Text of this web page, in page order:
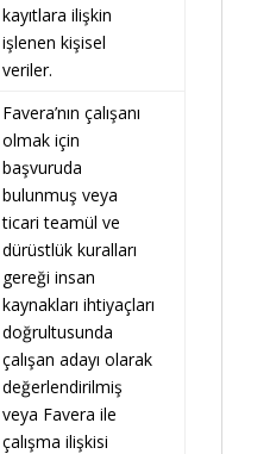
kayıtlara ilişkin
işlenen kişisel
veriler.
Favera’nın çalışanı
olmak için
başvuruda
bulunmuş veya
ticari teamül ve
dürüstlük kuralları
gereği insan
kaynakları ihtiyaçları
doğrultusunda
çalışan adayı olarak
değerlendirilmiş
veya Favera ile
çalışma ilişkisi